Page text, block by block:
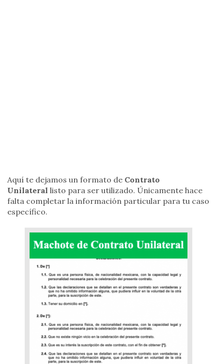
Aquí te dejamos un formato de Contrato
Unilateral listo para ser utilizado. Únicamente hace
falta completar la información particular para tu caso
específico.